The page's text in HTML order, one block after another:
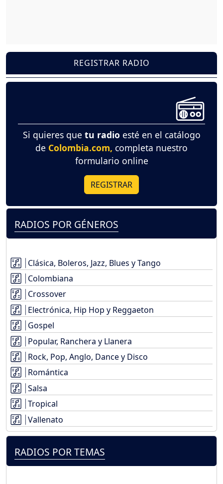
REGISTRAR RADIO
Si quieres que tu radio esté en el catálogo
de Colombia.com, completa nuestro
formulario online
REGISTRAR
RADIOS POR GÉNEROS
Clásica, Boleros, Jazz, Blues y Tango
Colombiana
Crossover
Electrónica, Hip Hop y Reggaeton
Gospel
Popular, Ranchera y Llanera
Rock, Pop, Anglo, Dance y Disco
Romántica
Salsa
Tropical
Vallenato
RADIOS POR TEMAS